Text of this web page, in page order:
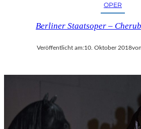
OPER
Berliner Staatsoper –
Veröffentlicht am:10. Oktober 2018von